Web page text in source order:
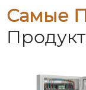
Самые